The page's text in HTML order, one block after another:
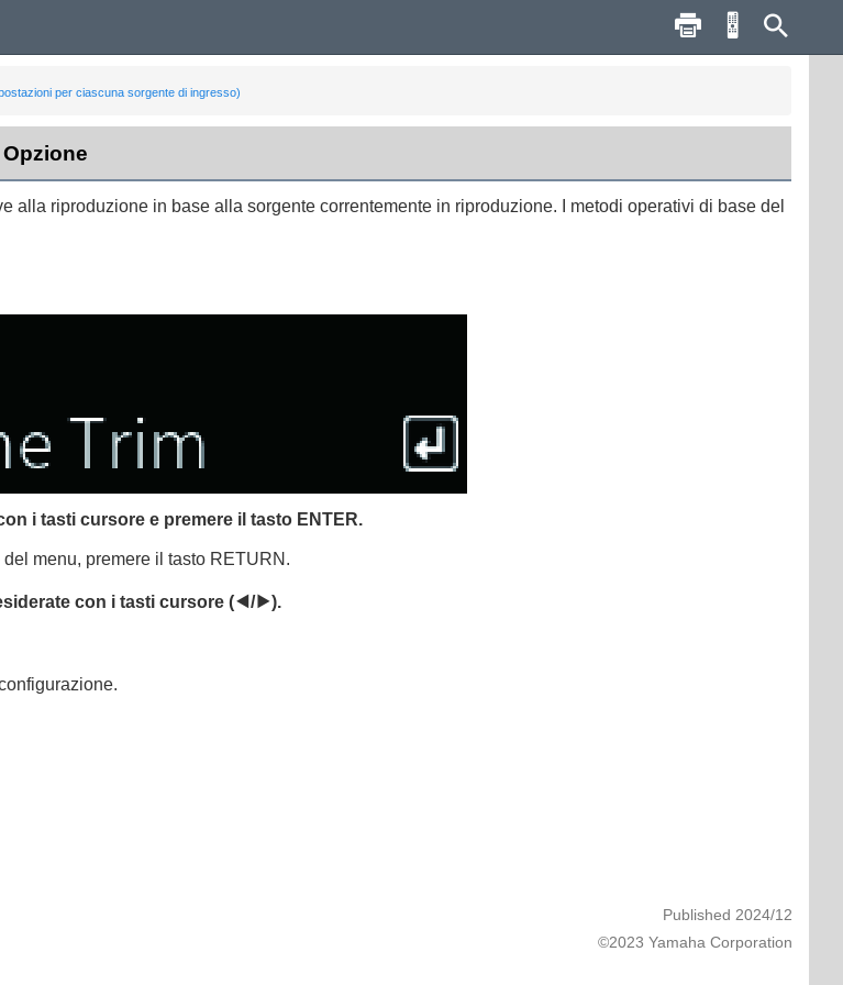
per ciascuna sorgente di ingresso)
alla riproduzione in base alla sorgente correntemente in riproduzione. I metodi operativi di base del
i tasti cursore e premere il tasto ENTER.
menu, premere il tasto RETURN .
con i tasti cursore (e/r).
Published 2024/12
©2023 Yamaha Corporation